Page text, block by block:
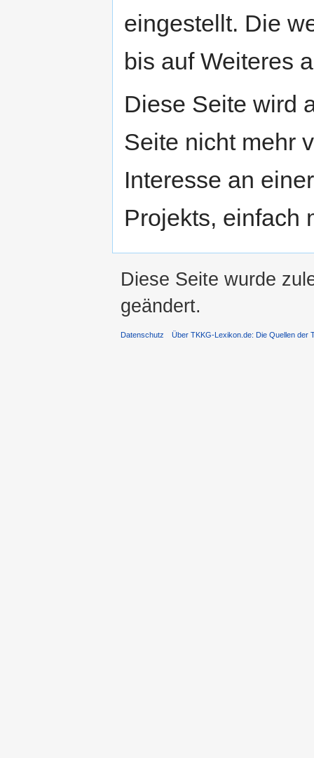
eingestellt. Die
bis auf Weiteres
Diese Seite wird
Seite nicht mehr
Interesse an
Projekts, einfach
Diese Seite wurde
geändert.
Datenschutz Über TKKG-Lexikon.de: Die Quellen der